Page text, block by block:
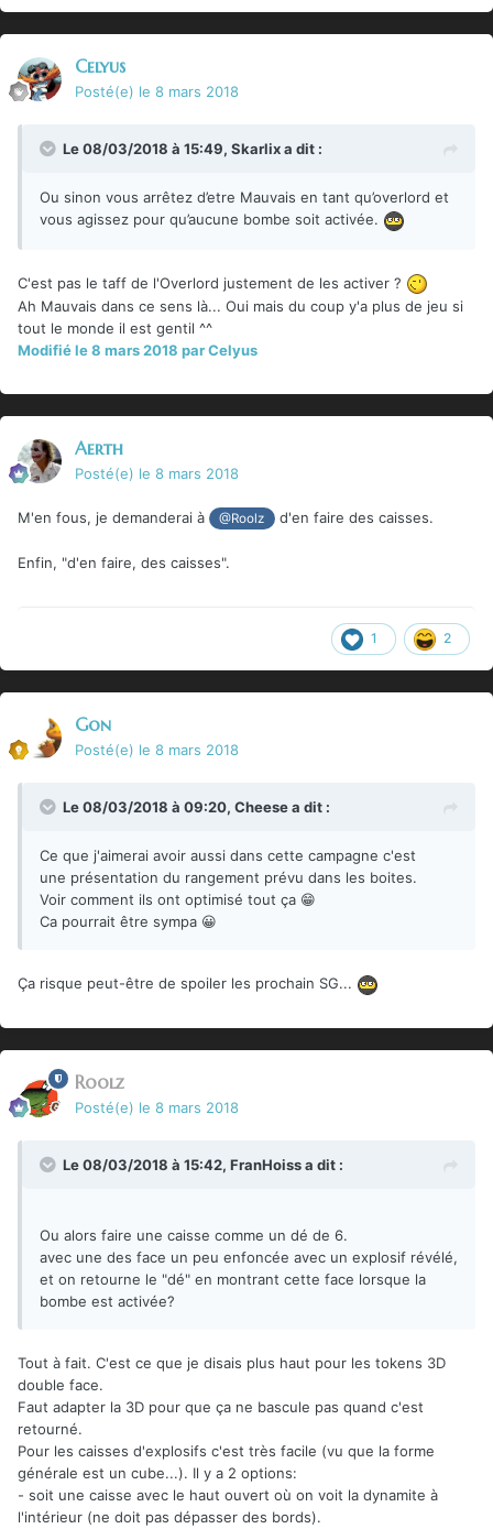
Celyus
Posté(e) le 8 mars 2018
Le 08/03/2018 à 15:49, Skarlixa dit :
Ou sinon vous arrêtez d’etre Mauvais en tant qu’overlord et
vous agissez pour qu’aucune bombe soit activée.
C'est pas le taff de l'Overlord justement de les activer ?
Ah Mauvais dans ce sens là... Oui mais du coup y'a plus de jeu si
tout le monde il est gentil ^^
Modifiéle 8 mars 2018 par Celyus
Aerth
Posté(e) le 8 mars 2018
M'en fous, je demanderai à @Roolz d'en faire des caisses.
Enfin, "d'en faire, des caisses".
1 2
Gon
Posté(e) le 8 mars 2018
Le 08/03/2018 à 09:20, Cheesea dit :
Ce que j'aimerai avoir aussi dans cette campagne c'est
une présentation du rangement prévu dans les boites.
Voir comment ils ont optimisé tout ça 😁
Ca pourrait être sympa 😀
Ça risque peut-être de spoiler les prochain SG...
Roolz
Posté(e) le 8 mars 2018
Le 08/03/2018 à 15:42, FranHoissa dit :
Ou alors faire une caisse comme un dé de 6.
avec une des face un peu enfoncée avec un explosif révélé,
et on retourne le "dé" en montrant cette face lorsque la
bombe est activée?
Tout à fait. C'est ce que je disais plus haut pour les tokens 3D
double face.
Faut adapter la 3D pour que ça ne bascule pas quand c'est
retourné.
Pour les caisses d'explosifs c'est très facile (vu que la forme
générale est un cube...). Il y a 2 options:
- soit une caisse avec le haut ouvert où on voit la dynamite à
l'intérieur (ne doit pas dépasser des bords).